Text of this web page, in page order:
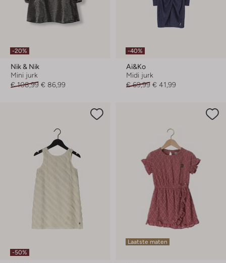
-20%
Nik & Nik
Mini jurk
€ 108,99 € 86,99
-40%
Ai&ko
Midi jurk
€ 69,99 € 41,99
-50%
Laatste maten